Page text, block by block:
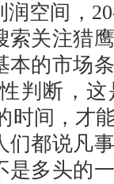
空间，
索关注猎
本的市场
判断，
时间，才
们都说凡
是多头的